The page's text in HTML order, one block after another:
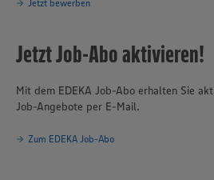
Jetzt bewerben
Jetzt Job-Abo aktivieren!
Mit dem EDEKA Job-Abo erhalten Sie
Job-Angebote per E-Mail.
Zum EDEKA Job-Abo